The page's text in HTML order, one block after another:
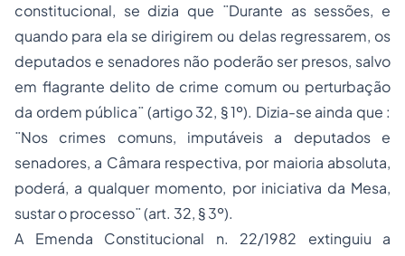
constitucional, se dizia que ¨Durante as sessões, e
quando para ela se dirigirem ou delas regressarem, os
deputados e senadores não poderão ser presos, salvo
em flagrante delito de crime comum ou perturbação
da ordem pública¨ (artigo 32, § 1º). Dizia-se ainda que :
¨Nos crimes comuns, imputáveis a deputados e
senadores, a Câmara respectiva, por maioria absoluta,
poderá, a qualquer momento, por iniciativa da Mesa,
sustar o processo¨ (art. 32, § 3º).
A Emenda Constitucional n. 22/1982 extinguiu a